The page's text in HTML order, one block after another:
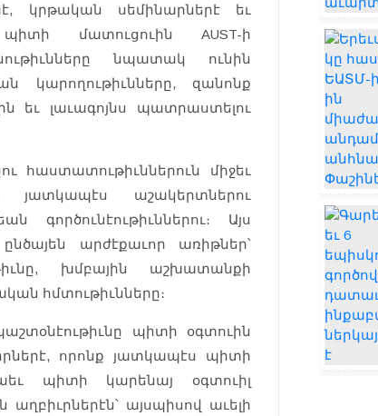
կրթական սեմինարներէ եւ
պիտի մատուցուին AUST-ի
նպատակ ունին
կարողութիւնները, զանոնք
եւ լաւագոյնս պատրաստելու
հաստատութիւններուն միջեւ
յատկապէս աշակերտներու
գործունէութիւններու։ Այս
արժէքաւոր առիթներ՝
խմբային աշխատանքի
հմտութիւնները։
պիտի օգտուին
որոնք յատկապէս պիտի
պիտի կարենայ օգտուիլ
այսպիսով աւելի